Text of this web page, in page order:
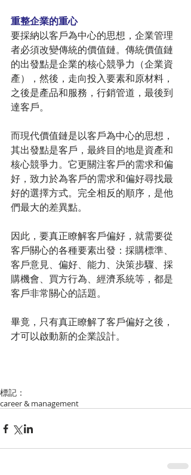
重整企業的重心
要採納以客戶為中心的思想，企業管理
者必須改變傳統的價值鏈。傳統價值鏈
的出發點是企業的核心競爭力（企業資
產），然後，走向投入要素和原材料，
之後是產品和服務，行銷管道，最後到
達客戶。
而現代價值鏈是以客戶為中心的思想，
其出發點是客戶，最終目的地是資產和
核心競爭力。它更關注客戶的需求和偏
好，致力於為客戶的需求和偏好尋找最
好的選擇方式。完全相反的順序，是他
們最大的差異點。
因此，要真正瞭解客戶偏好，就需要從
客戶關心的各種要素出發：採購標準、
客戶意見、偏好、能力、決策步驟、採
購機會、買方行為、經濟系統等，都是
客戶非常關心的話題。
畢竟，只有真正瞭解了客戶偏好之後，
才可以啟動新的企業設計。
標記：
career & management